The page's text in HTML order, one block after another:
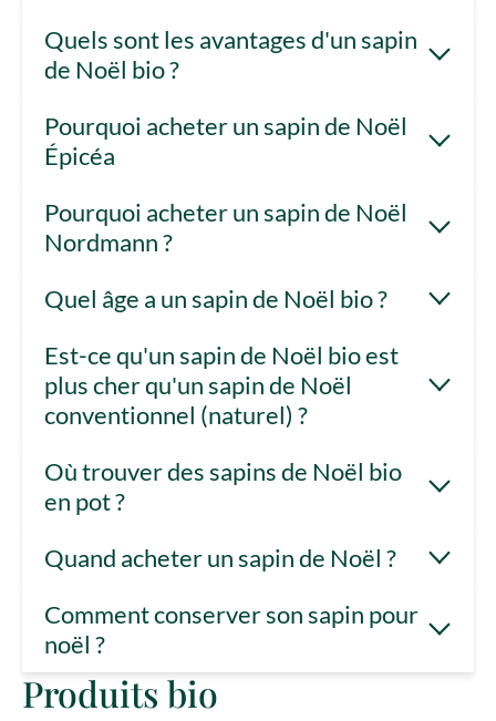
Quels sont les avantages d'un sapin
de Noël bio ?
Pourquoi acheter un sapin de Noël
Épicéa
Pourquoi acheter un sapin de Noël
Nordmann ?
Quel âge a un sapin de Noël bio ?
Est-ce qu'un sapin de Noël bio est
plus cher qu'un sapin de Noël
conventionnel (naturel) ?
Où trouver des sapins de Noël bio
en pot ?
Quand acheter un sapin de Noël ?
Comment conserver son sapin pour
noël ?
Produits bio